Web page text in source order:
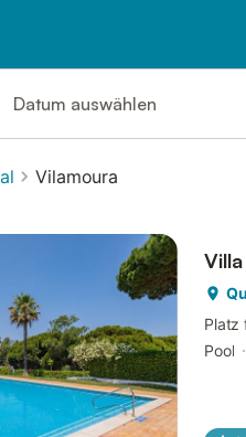
Datum auswählen
Vilamoura
Platz
Pool